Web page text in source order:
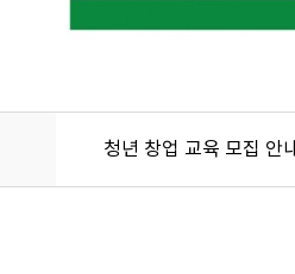
청년 창업 교육 모집 안